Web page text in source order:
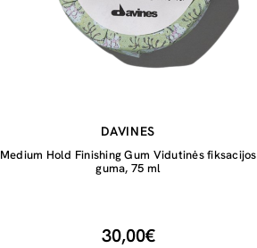
DAVINES
Medium Hold Finishing Gum Vidutinės fiksacijos
guma, 75 ml
30,00€